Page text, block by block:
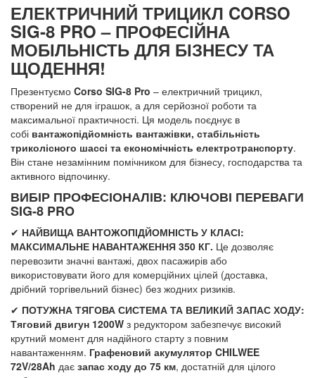
ЕЛЕКТРИЧНИЙ ТРИЦИКЛ CORSO
SIG-8 PRO – ПРОФЕСІЙНА
МОБІЛЬНІСТЬ ДЛЯ БІЗНЕСУ ТА
ЩОДЕННЯ!
Презентуємо Corso SIG-8 Pro – електричний трицикл,
створений не для іграшок, а для серйозної роботи та
максимальної практичності. Ця модель поєднує в
собі вантажопідйомність вантажівки, стабільність
триколісного шассі та економічність електротранспорту.
Він стане незамінним помічником для бізнесу, господарства та
активного відпочинку.
ВИБІР ПРОФЕСІОНАЛІВ: КЛЮЧОВІ ПЕРЕВАГИ
SIG-8 PRO
✔ НАЙВИЩА ВАНТОЖОПІДЙОМНІСТЬ У КЛАСІ:
МАКСИМАЛЬНЕ НАВАНТАЖЕННЯ 350 КГ. Це дозволяє
перевозити значні вантажі, двох пасажирів або
використовувати його для комерційних цілей (доставка,
дрібний торгівельний бізнес) без жодних ризиків.
✔ ПОТУЖНА ТЯГОВА СИСТЕМА ТА ВЕЛИКИЙ ЗАПАС ХОДУ:
Тяговий двигун 1200W з редуктором забезпечує високий
крутний момент для надійного старту з повним
навантаженням. Графеновий акумулятор CHILWEE
72V/28Ah дає запас ходу до 75 км, достатній для цілого